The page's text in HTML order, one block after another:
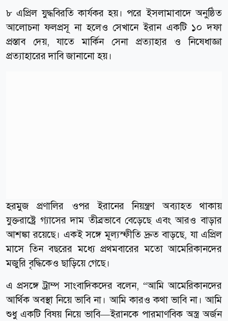
৮ এপ্রিল যুদ্ধবিরতি কার্যকর হয়। পরে ইসলামাবাদে অনুষ্ঠিত
আলোচনা ফলপ্রসূ না হলেও সেখানে ইরান একটি ১০ দফা
প্রস্তাব দেয়, যাতে মার্কিন সেনা প্রত্যাহার ও নিষেধাজ্ঞা
প্রত্যাহারের দাবি জানানো হয়।
হরমুজ প্রণালির ওপর ইরানের নিয়ন্ত্রণ অব্যাহত থাকায়
যুক্তরাষ্ট্রে গ্যাসের দাম তীব্রভাবে বেড়েছে এবং আরও বাড়ার
আশঙ্কা রয়েছে। একই সঙ্গে মূল্যস্ফীতি দ্রুত বাড়ছে, যা এপ্রিল
মাসে তিন বছরের মধ্যে প্রথমবারের মতো আমেরিকানদের
মজুরি বৃদ্ধিকেও ছাড়িয়ে গেছে।
এ প্রসঙ্গে ট্রাম্প সাংবাদিকদের বলেন, “আমি আমেরিকানদের
আর্থিক অবস্থা নিয়ে ভাবি না। আমি কারও কথা ভাবি না। আমি
শুধু একটি বিষয় নিয়ে ভাবি—ইরানকে পারমাণবিক অস্ত্র অর্জন